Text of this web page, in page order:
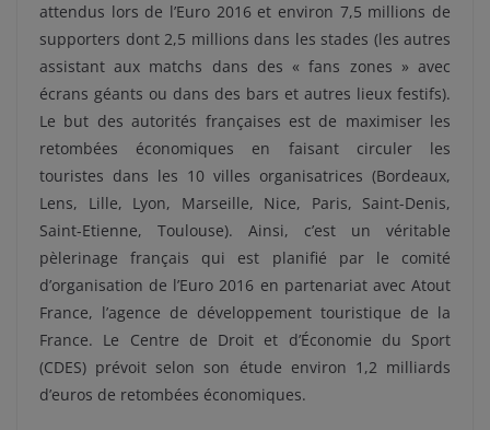
attendus lors de l’Euro 2016 et environ 7,5 millions de
supporters dont 2,5 millions dans les stades (les autres
assistant aux matchs dans des « fans zones » avec
écrans géants ou dans des bars et autres lieux festifs).
Le but des autorités françaises est de maximiser les
retombées économiques en faisant circuler les
touristes dans les 10 villes organisatrices (Bordeaux,
Lens, Lille, Lyon, Marseille, Nice, Paris, Saint-Denis,
Saint-Etienne, Toulouse). Ainsi, c’est un véritable
pèlerinage français qui est planifié par le comité
d’organisation de l’Euro 2016 en partenariat avec Atout
France, l’agence de développement touristique de la
France. Le Centre de Droit et d’Économie du Sport
(CDES) prévoit selon son étude environ 1,2 milliards
d’euros de retombées économiques.